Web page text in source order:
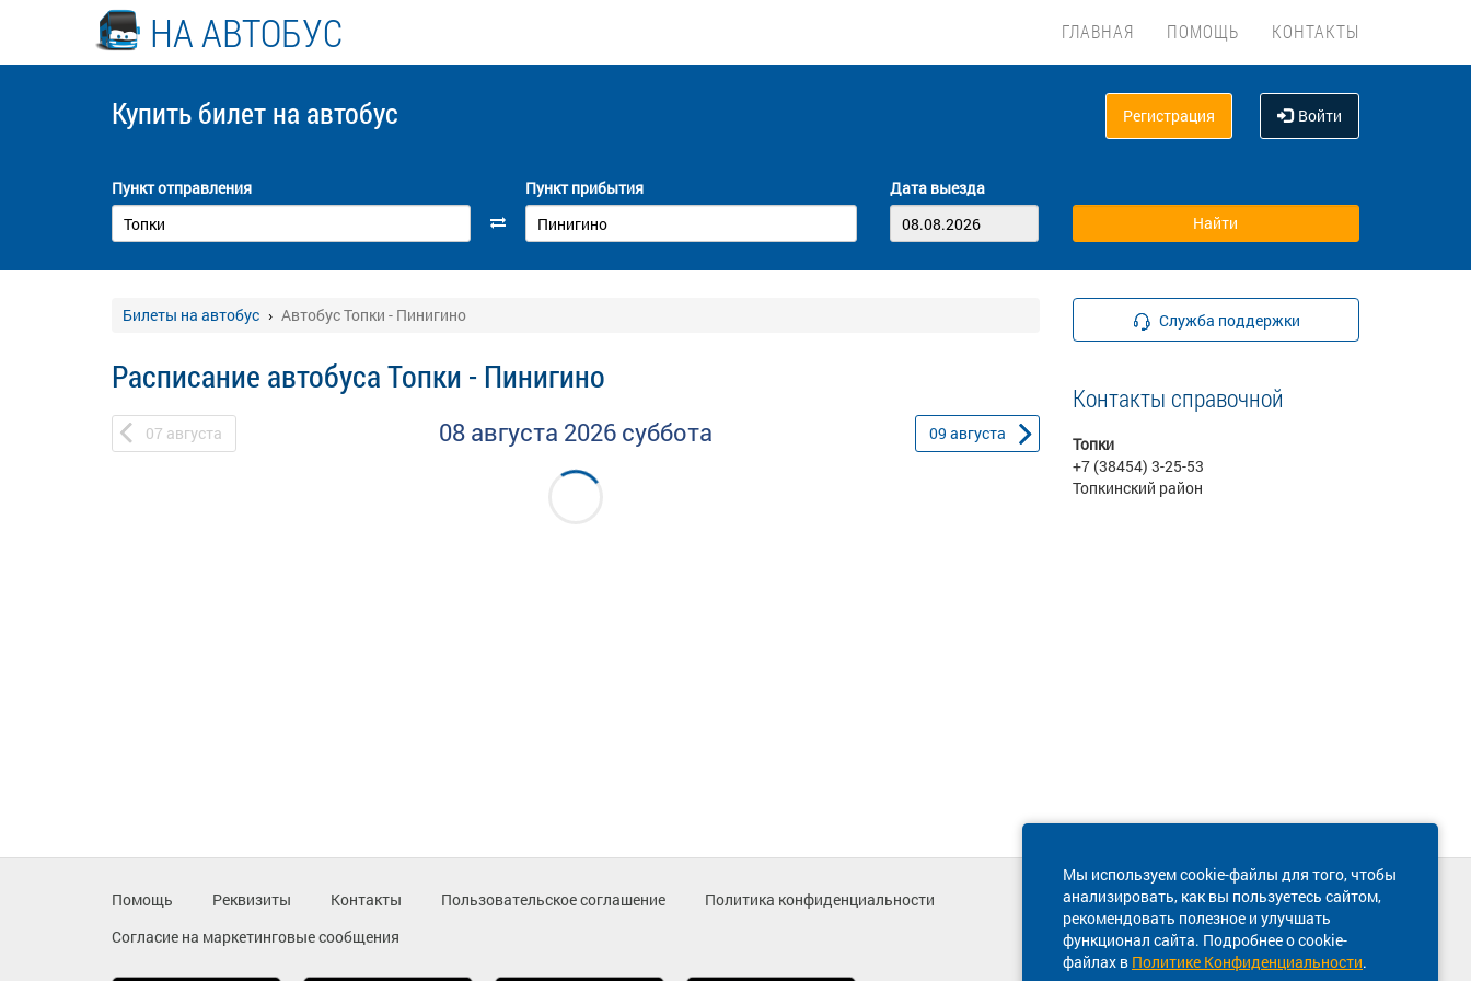
НА АВТОБУС ГЛАВНАЯ ПОМОЩЬ КОНТАКТЫ
Купить билет на автобус Регистрация Войти
Пункт отправления Пункт прибытия Дата выезда
Билеты на автобус Автобус Топки - Пинигино
Расписание автобуса Топки - Пинигино
07 августа 08 августа 2026 суббота 09 августа
Служба поддержки
Контакты справочной
Топки
+7 (38454) 3-25-53
Топкинский район
Мы используем cookie-файлы для того, чтобы
анализировать, как вы пользуетесь сайтом,
рекомендовать полезное и улучшать
функционал сайта. Подробнее о cookie-
файлах в Политике Конфиденциальности.
Помощь Реквизиты Контакты Пользовательское соглашение
Политика конфиденциальности
Согласие на маркетинговые сообщения
Техническая поддержка сайта
8 800 600-03-38